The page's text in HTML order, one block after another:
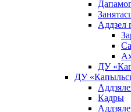
Аддзел
ДУ
ДУ
Кадры